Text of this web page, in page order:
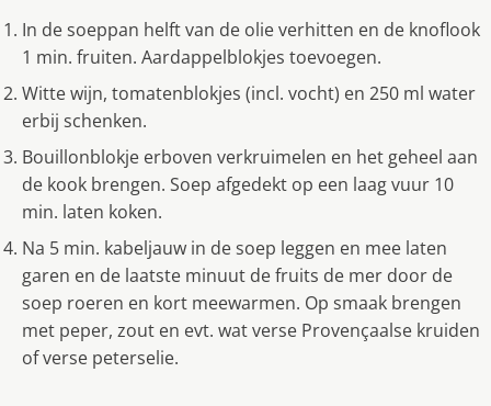
In de soeppan helft van de olie verhitten en de knoflook
1 min. fruiten. Aardappelblokjes toevoegen.
Witte wijn, tomatenblokjes (incl. vocht) en 250 ml water
erbij schenken.
Bouillonblokje erboven verkruimelen en het geheel aan
de kook brengen. Soep afgedekt op een laag vuur 10
min. laten koken.
Na 5 min. kabeljauw in de soep leggen en mee laten
garen en de laatste minuut de fruits de mer door de
soep roeren en kort meewarmen. Op smaak brengen
met peper, zout en evt. wat verse Provençaalse kruiden
of verse peterselie.